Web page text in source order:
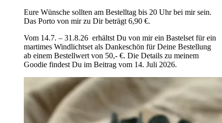
Eure Wünsche sollten am Bestelltag bis 20 Uhr bei mir sein.
Das Porto von mir zu Dir beträgt 6,90 €.
Vom 14.7. – 31.8.26 erhältst Du von mir ein Bastelset für ein
martimes Windlichtset als Dankeschön für Deine Bestellung
ab einem Bestellwert von 50,- €. Die Details zu meinem
Goodie findest Du im Beitrag vom 14. Juli 2026.